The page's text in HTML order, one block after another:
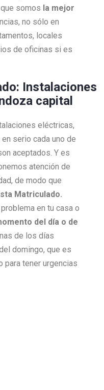
somos la mejor
no sólo en
locales
de oficinas si es
Instalaciones
capital
eléctricas,
serio cada uno de
aceptados. Y es
atención de
de modo que
Matriculado.
en tu casa o
del día o de
de los días
domingo, que es
para tener urgencias